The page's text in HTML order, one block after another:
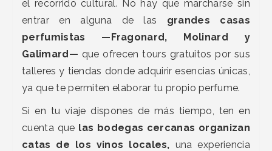
el recorrido cultural. No hay que marcharse sin
entrar en alguna de las grandes casas
perfumistas —Fragonard, Molinard y
Galimard— que ofrecen tours gratuitos por sus
talleres y tiendas donde adquirir esencias únicas,
ya que te permiten elaborar tu propio perfume.
Si en tu viaje dispones de más tiempo, ten en
cuenta que las bodegas cercanas organizan
catas de los vinos locales, una experiencia